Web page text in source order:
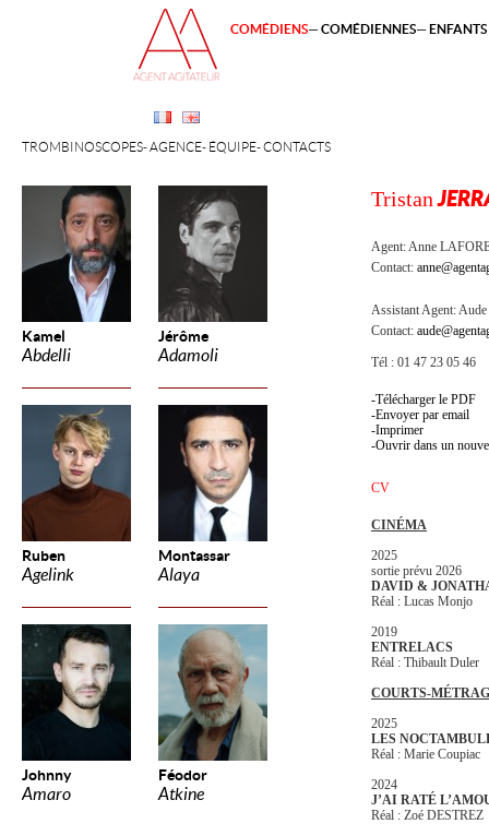
Kamel
Abdelli
Jérôme
Adamoli
Ruben
Agelink
Montassar
Alaya
Johnny
Amaro
Féodor
Atkine
TROMBINOSCOPES AGENCE ÉQUIPE CONTACTS
COMÉDIENS COMÉDIENNES
Tristan
Agent:Anne
Contact:
Assistant Agent:Aude
Contact:
Tél : 01 47 23 05 46
Télécharger le PDF
Envoyer par email
Imprimer
Ouvrir dans un
CV
CINÉMA
2025
sortie prévu 2026
DAVID &
Réal : Lucas Monjo
2019
ENTRELACS
Réal : Thibault Duler
COURTS-
2025
LES
Réal : Marie Coupiac
2024
J’AI RATÉ
Réal : Zoé DESTREZ